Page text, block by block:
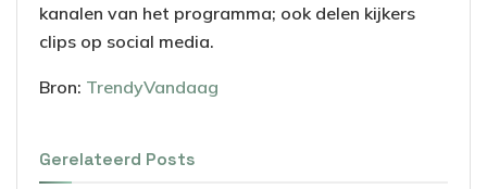
kanalen van het programma; ook delen kijkers
clips op social media.
Bron: TrendyVandaag
Gerelateerd Posts